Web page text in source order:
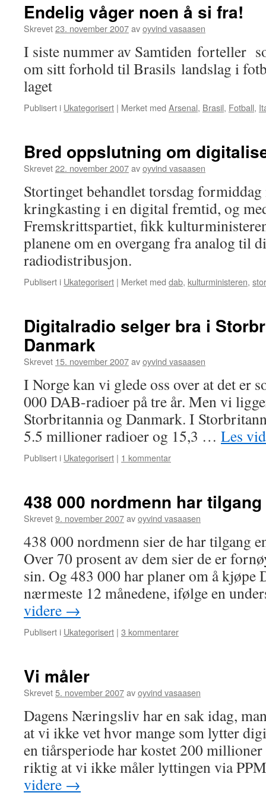
Endelig våger noen å si fra!
Skrevet23. november 2007avoyvind vasaasen
I siste nummer av Samtiden forteller
om sitt forhold til Brasils landslag i
laget
Publisert i Ukategorisert | Merket med Arsenal, Brasil, Fotball,
Bred oppslutning om
Skrevet22. november 2007avoyvind vasaasen
Stortinget behandlet torsdag
kringkasting i en digital fremtid, og
Fremskrittspartiet, fikk
planene om en overgang fra analog til
radiodistribusjon.
Publisert i Ukategorisert | Merket med dab, kulturministeren,
Digitalradio selger bra i
Danmark
Skrevet 15. november 2007avoyvind vasaasen
I Norge kan vi glede oss over at det er
000 DAB-radioer på tre år. Men vi
Storbritannia og Danmark. I
5.5 millioner radioer og 15,3 … Les
Publisert i Ukategorisert | 1 kommentar
438 000 nordmenn har
Skrevet9. november 2007avoyvind vasaasen
438 000 nordmenn sier de har tilgang
Over 70 prosent av dem sier de er
sin. Og 483 000 har planer om å kjøpe
nærmeste 12 månedene, ifølge en
videre →
Publisert i Ukategorisert | 3 kommentarer
Vi måler
Skrevet5. november 2007avoyvind vasaasen
Dagens Næringsliv har en sak idag,
at vi ikke vet hvor mange som lytter
en tiårsperiode har kostet 200
riktig at vi ikke måler lyttingen via
videre →